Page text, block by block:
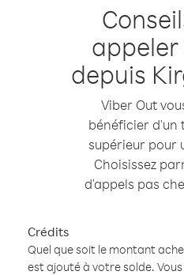
depuis
Viber Out
bénéficier d'un
supérieur pour
Choisissez
d'appels pas
Crédits
Quel que soit le montant
est ajouté à votre solde.